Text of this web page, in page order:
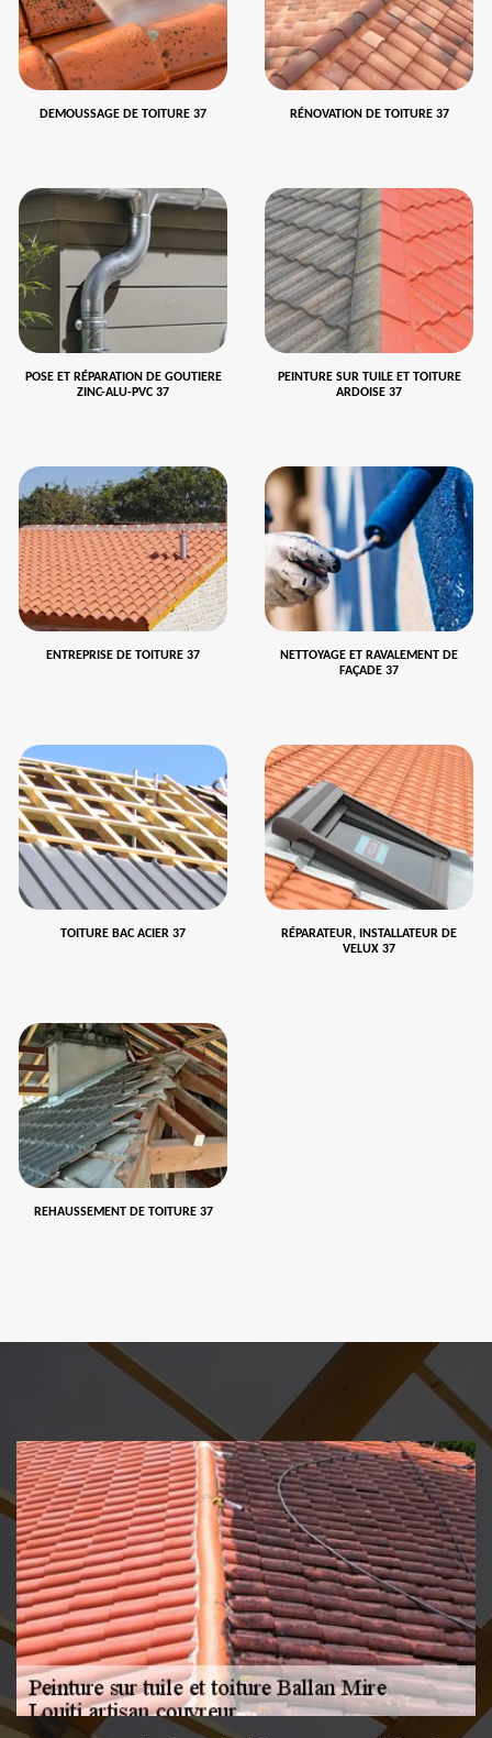
DEMOUSSAGE DE TOITURE 37 RÉNOVATION DE TOITURE 37
POSE ET RÉPARATION DE GOUTIERE
ZINC-ALU-PVC 37
PEINTURE SUR TUILE ET TOITURE
ARDOISE 37
ENTREPRISE DE TOITURE 37
NETTOYAGE ET RAVALEMENT DE
FAÇADE 37
TOITURE BAC ACIER 37
RÉPARATEUR, INSTALLATEUR DE
VELUX 37
REHAUSSEMENT DE TOITURE 37